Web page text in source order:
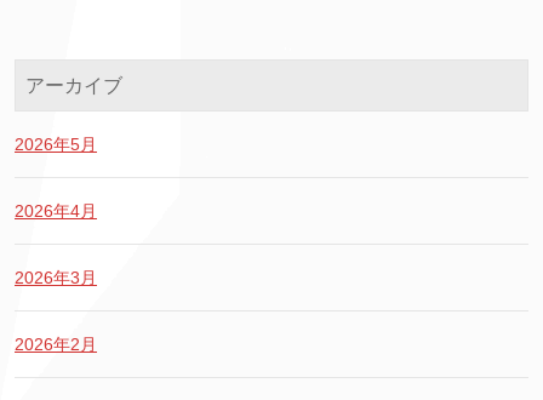
アーカイブ
2026年5月
2026年4月
2026年3月
2026年2月